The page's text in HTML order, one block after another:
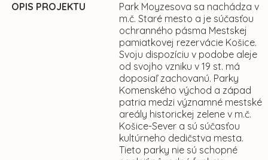
OPIS PROJEKTU
Park Moyzesova sa nachádza v
m.č. Staré mesto a je súčasťou
ochranného pásma Mestskej
pamiatkovej rezervácie Košice.
Svoju dispozíciu v podobe aleje
od svojho vzniku v 19 st. má
doposiaľ zachovanú. Parky
Komenského východ a západ
patria medzi významné mestské
areály historickej zelene v m.č.
Košice-Sever a sú súčasťou
kultúrneho dedičstva mesta.
Tieto parky nie sú schopné